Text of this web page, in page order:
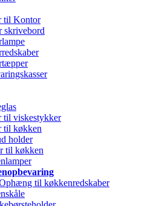
til Kontor
skrivebord
til viskestykker
til køkken
holder
til køkken
til køkkenredskaber